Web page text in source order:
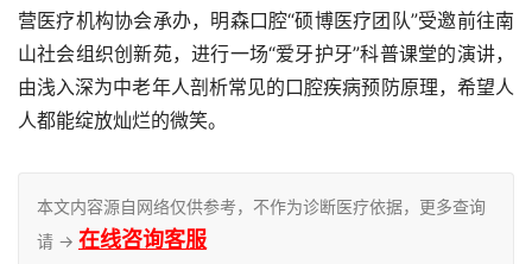
营医疗机构协会承办，明森口腔“硕博医疗团队”受邀前往南
山社会组织创新苑，进行一场“爱牙护牙”科普课堂的演讲，
由浅入深为中老年人剖析常见的口腔疾病预防原理，希望人
人都能绽放灿烂的微笑。
本文内容源自网络仅供参考，不作为诊断医疗依据，更多查询
请 → 在线咨询客服